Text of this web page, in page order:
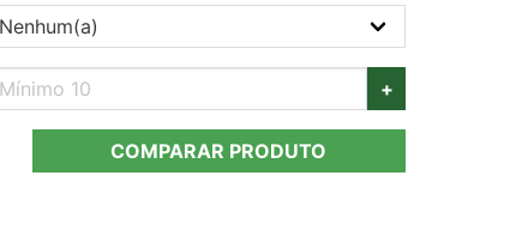
+
COMPARAR PRODUTO